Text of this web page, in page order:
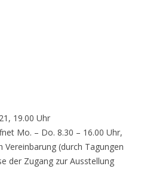
19.00 Uhr
Mo. – Do. 8.30 – 16.00 Uhr,
Vereinbarung (durch Tagungen
der Zugang zur Ausstellung